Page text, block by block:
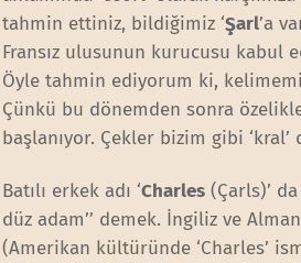
tahmin ettiniz, bildiğimiz ‘Şarl’a
Fransız ulusunun kurucusu kabul
Öyle tahmin ediyorum ki,
Çünkü bu dönemden sonra
başlanıyor. Çekler bizim gibi
Batılı erkek adı ‘Charles (Çarls)’
düz adam’’ demek. İngiliz ve
(Amerikan kültüründe ‘Charles’